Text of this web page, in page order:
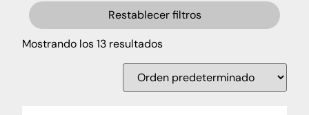
Restablecer filtros
Mostrando los 13 resultados